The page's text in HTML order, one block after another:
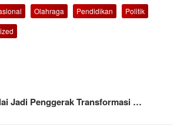
Olahraga Pendidikan
Politik
Jadi Penggerak Transformasi …